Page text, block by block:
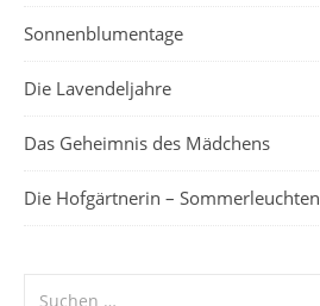
Sonnenblumentage
Die Lavendeljahre
Das Geheimnis des Mädchens
Die Hofgärtnerin – Sommerleuchten